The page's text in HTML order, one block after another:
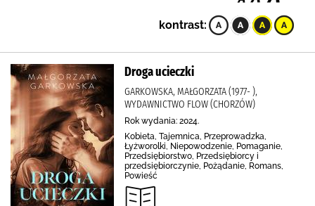
kontrast:
Droga ucieczki
GARKOWSKA, MAŁGORZATA (1977- ),
WYDAWNICTWO FLOW (CHORZÓW)
Rok wydania: 2024.
Kobieta, Tajemnica, Przeprowadzka,
Łyżworolki, Niepowodzenie, Pomaganie,
Przedsiębiorstwo, Przedsiębiorcy i
przedsiębiorczynie, Pożądanie, Romans,
Powieść